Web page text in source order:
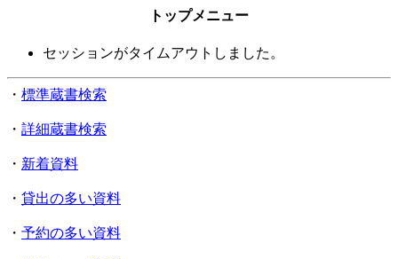
トップメニュー
セッションがタイムアウトしました。
・ 標準蔵書検索
・ 詳細蔵書検索
・ 新着資料
・ 貸出の多い資料
・ 予約の多い資料